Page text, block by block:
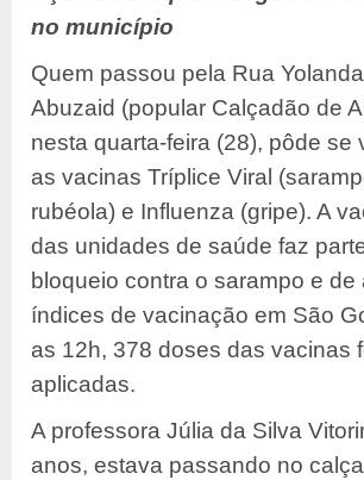
no município
Quem passou pela Rua
Abuzaid (popular Calçadão de
nesta quarta-feira (28), pôde se
as vacinas Tríplice Viral
rubéola) e Influenza (gripe). A
das unidades de saúde faz
bloqueio contra o sarampo e de
índices de vacinação em São
as 12h, 378 doses das vacinas
aplicadas.
A professora Júlia da Silva
anos, estava passando no